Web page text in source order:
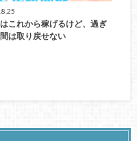
これから稼げるけど、過ぎ
は取り戻せない